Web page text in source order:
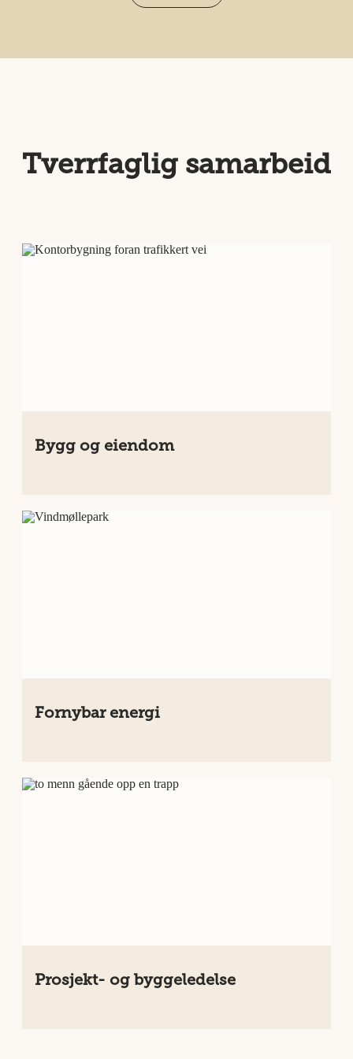
Tverrfaglig samarbeid
Bygg og eiendom
Fornybar energi
Prosjekt- og byggeledelse